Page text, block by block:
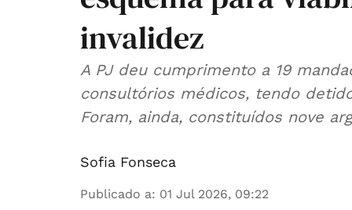
invalidez
A PJ deu cumprimento a 19
consultórios médicos, tendo
Foram, ainda, constituídos nove
Sofia Fonseca
Publicado a: 01 Jul 2026, 09:22